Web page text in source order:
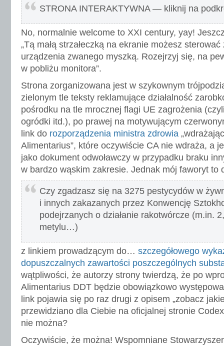
STRONA INTERAKTYWNA — kliknij na
No, normalnie welcome to XXI century, yay!
„Tą małą strzałeczką na ekranie możesz
urządzenia zwanego myszką. Rozejrzyj się, na
w pobliżu monitora”.
Strona zorganizowana jest w szykownym
zielonym tle teksty reklamujące działalność
pośrodku na tle mrocznej flagi UE zagrożenia
ogródki itd.), po prawej na motywującym
link do rozporządzenia ministra zdrowia
Alimentarius”, które oczywiście CA nie wdraża, a
jako dokument odwoławczy w przypadku braku
w bardzo wąskim zakresie. Jednak mój faworyt to
Czy zgadzasz się na 3275 pestycydów w
i innych zakazanych przez Konwencję
podejrzanych o działanie rakotwórcze (m.in.
metylu…)
z linkiem prowadzącym do… szczegółowego
dopuszczalnych zawartości poszczególnych
wątpliwości, że autorzy strony twierdzą, że po
Alimentarius DDT będzie obowiązkowo
link pojawia się po raz drugi z opisem „zobacz
przewidziano dla Ciebie na oficjalnej stronie
nie można?
Oczywiście, że można! Wspomniane